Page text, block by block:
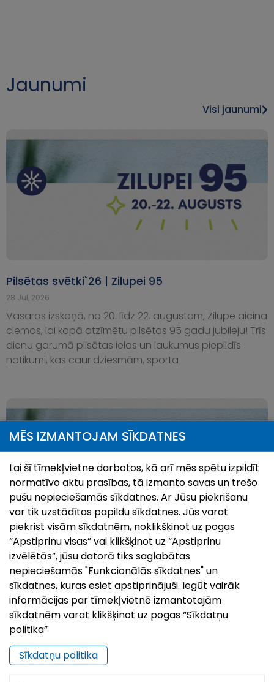
Jaunumi
Visi jaunumi
Pilsētas svētki`26 | Zilupei 95
28.Jul, 2026
Vasaras izskaņā, no 20. līdz 22. augustam, Zilupe aicina
ciemos, lai kopā atzīmētu pilsētas 95 gadu jubileju! Trīs
dienu garumā pilsētas ielas un laukumus piepildīs
notikumi, kas caur dziesmām, sporta
Pilsētas svētki`26 | Ludzai 849
26.Jul, 2026
Kā ierasts, augusta otrajā nedēļas nogalē uz svētkiem
aicina senākā Latvijas pilsēta – Ludza! Šogad Ludza
svin savu 849. dzimšanas dienu, un no 7. līdz 9.
augustam pilsēta būs piepildīta
MĒS IZMANTOJAM SĪKDATNES
Lai šī tīmekļvietne darbotos, kā arī mēs spētu izpildīt
normatīvo aktu prasības, tā izmanto savas un trešo
pušu nepieciešamās sīkdatnes. Ar Jūsu piekrišanu
var tik uzstādītas papildu sīkdatnes. Jūs varat
piekrist visām sīkdatnēm, noklikšķinot uz pogas
“Apstiprinu visas” vai klikšķinot uz “Apstiprinu
izvēlētās”, jūsu datorā tiks saglabātas
nepieciešamās "Funkcionālās sīkdatnes" un
sīkdatnes, kuras esiet apstiprinājuši. Iegūt vairāk
informācijas par tīmekļvietnē izmantotajām
sīkdatnēm varat klikšķinot uz pogas “Sīkdatņu
politika”
Sīkdatņu politika